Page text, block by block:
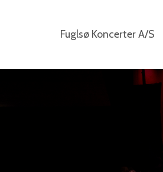
Fuglsø Koncerter A/S